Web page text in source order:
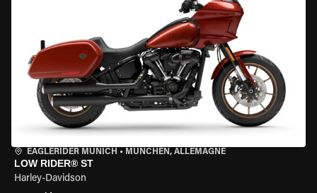
EAGLERIDER MUNICH • MÜNCHEN, ALLEMAGNE
LOW RIDER® ST
Harley-Davidson